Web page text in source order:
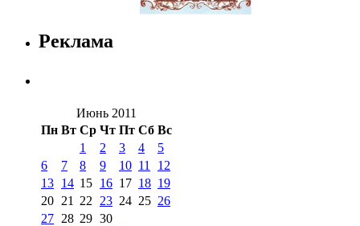
Реклама
Июнь 2011
Пн Вт Ср Чт Пт Сб Вс
1 2 3 4
5
6
7 8 9 10 11
12
13 14 15 16 17 18 19
20 21 22 23 24 25 26
27 28 29 30